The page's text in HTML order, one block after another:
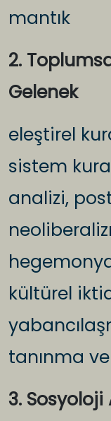
mantık
2.
Gelenek
eleştirel
sistem
analizi,
kültürel
tanınma
3. Sosyoloji